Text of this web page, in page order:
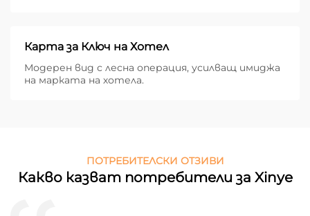
Карта за Ключ на Хотел
Модерен вид с лесна операция, усилващ имиджа
на марката на хотела.
ПОТРЕБИТЕЛСКИ ОТЗИВИ
Какво казват потребители за Xinye